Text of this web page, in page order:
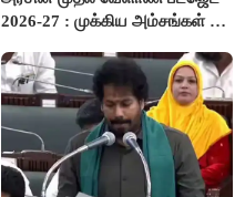
2026-27 : முக்கிய அம்சங்கள் ஓர்